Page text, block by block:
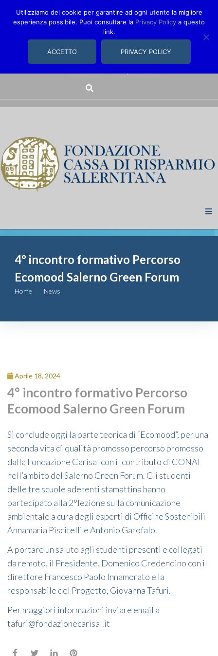
comunica@fondazionecarisal.it089 230611
Fondazione
Attività
Contributi
Comunicazione
Contatti
4° incontro formativo Percorso
Ecomood Salerno Green Forum
Home
News
Aprile 18, 2024
4° incontro formativo Percorso
Ecomood Salerno Green Forum
Si conclude oggi la parte teorica di “Ecomood”, per una
seconda vita di qualità promosso percorso promosso
dalla Fondazione Carisal con il contributo di CONAI
nell’ambito del Salerno Green Forum. Gli studenti
delle tre scuole aderenti stamattina hanno
partecipato alla 2°lezione sulla comunicazione
ambientale a cura degli esperti di Officine Sostenibili
Annamaria Piscitelli e Antonio Garofalo.
A portare un saluto agli studenti presenti e collegati
da remoto, il Presidente, Domenico Credendino con il
direttore Francesco Paolo Innamorato e la
responsabile del Progetto, Giovanna Tafuri.
Per maggiori informazioni inviare email a
tafuri@fondazionecarisal.it
Utilizziamo dei cookie per garantire ad ogni utente la migliore
esperienza possibile. Puoi consultare la Privacy Policy a questo
link.
ACCETTO PRIVACY POLICY